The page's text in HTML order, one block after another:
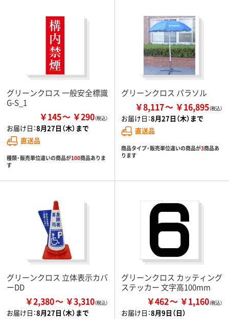
グリーンクロス 一般安全標識
G-S_1
￥145 ￥290
お届け日：8月27日（木）まで
直送品
種類・販売単位違いの商品が100商品ありま
す
グリーンクロス パラソル
￥8,117 ￥16,895
お届け日：8月27日（木）まで
直送品
商品タイプ・販売単位違いの商品が3商品あ
ります
グリーンクロス 立体表示カバ
ーDD
￥2,380 ￥3,310
お届け日：8月27日（木）まで
グリーンクロス カッティング
ステッカー 文字高100mm
￥462 ￥1,160
お届け日：8月9日（日）